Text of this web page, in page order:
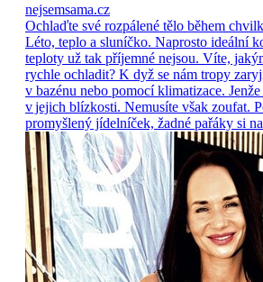
nejsemsama.cz
Ochlaďte své rozpálené tělo během
Léto, teplo a sluníčko. Naprosto ideální
teploty už tak příjemné nejsou. Víte,
rychle ochladit? K dyž se nám tropy
v bazénu nebo pomocí klimatizace.
v jejich blízkosti. Nemusíte však zoufat.
promyšlený jídelníček, žadné pařáky si